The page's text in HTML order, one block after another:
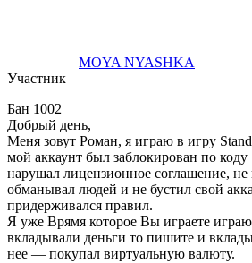
MOYA NYASHKA
Участник
Бан 1002
Добрый день,
Меня зовут Роман, я играю в игру
мой аккаунт был заблокирован по
нарушал лицензионное соглашение, не
обманывал людей и не бустил свой
придерживался правил.
Я уже Врямя которое Вы играете
вкладывали деньги то пишите и
нее — покупал виртуальную валюту.